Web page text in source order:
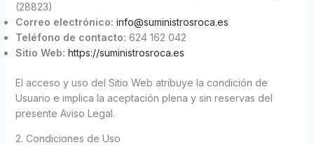
(28823)
Correo electrónico: info@suministrosroca.es
Teléfono de contacto: 624 162 042
Sitio Web: https://suministrosroca.es
El acceso y uso del Sitio Web atribuye la condición de
Usuario e implica la aceptación plena y sin reservas del
presente Aviso Legal.
2. Condiciones de Uso